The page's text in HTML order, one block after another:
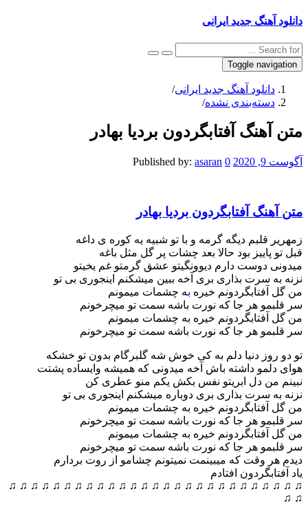
دانلود آهنگ جدید ایرانی
Toggle navigation
دانلود آهنگ جدید ایرانی/
دسته‌بندی نشده/
متن آهنگ آفتابگردون بردیا بهادر
آگوست 9, 2020 Published by: asaran 0
متن آهنگ آفتابگردون بردیا بهادر
زمهریر قلبم دیگه گرمه و با تو شبیه یه کوره ی داغه
قبل تو پاییز بود حالا بعد چشات پر گل مثل باغه
میدونی دوست دارم دیوونگیتو عشق گرمتو غم یخیتو
نزنه به سرت بذاری بری آخه ببین میشکنم اینجوری بی تو
من گل آفتابگردونم خیره به چشمات میمونم
سر قلبمو هر جا که نورت باشه سمت تو میچرخونم
من گل آفتابگردونم خیره به چشمات میمونم
سر قلبمو هر جا که نورت باشه سمت تو میچرخونم
تو دو روز دنیا دلم به کی خوش شه گلبرگام بدون تو خشکه
هوای دلمو داشته باش آخه میدونی که همیشه وایساده پشتت
نبینم من دل ابریتو نفس بکش یکم منو عطری کن
نزنه به سرت بذاری بری دوباره میشکنم اینجوری بی تو
من گل آفتابگردونم خیره به چشمات میمونم
سر قلبمو هر جا که نورت باشه سمت تو میچرخونم
من گل آفتابگردونم خیره به چشمات میمونم
سر قلبمو هر جا که نورت باشه سمت تو میچرخونم
دیدم هر وقت که میبینمت نمیتونم چشامو از روت بردارم
یاد آفتابگردون افتادم
♫ ♫ ♫ ♫ ♫ ♫ ♫ ♫ ♫ ♫ ♫ ♫ ♫ ♫ ♫ ♫ ♫ ♫ ♫ ♫ ♫ ♫ ♫ ♫ ♫ ♫ ♫
♫ ♫